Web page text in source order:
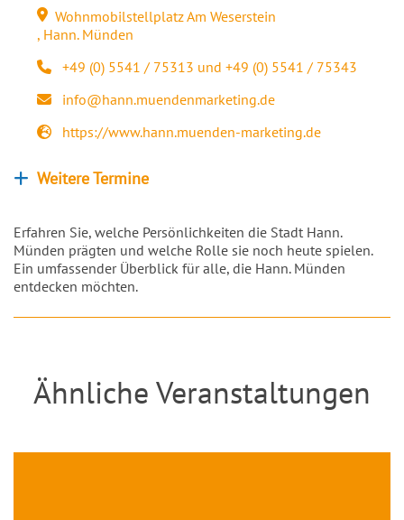
Veranstaltungsort
Wohnmobilstellplatz Am Weserstein
, Hann. Münden
Telefon+49 (0) 5541 / 75313 und +49 (0) 5541 / 75343
E-Mailinfo@hann.muendenmarketing.de
Webseitehttps://www.hann.muenden-marketing.de
Weitere Veranstaltungen anzeigen
Weitere Termine
Erfahren Sie, welche Persönlichkeiten die Stadt Hann.
Münden prägten und welche Rolle sie noch heute spielen.
Ein umfassender Überblick für alle, die Hann. Münden
entdecken möchten.
Ähnliche Veranstaltungen